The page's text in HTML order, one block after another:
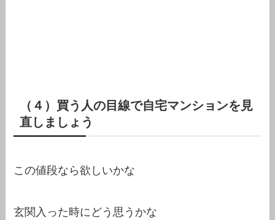
（４）買う人の目線で自宅マンションを見
直しましょう
この値段なら欲しいかな
玄関入った時にどう思うかな